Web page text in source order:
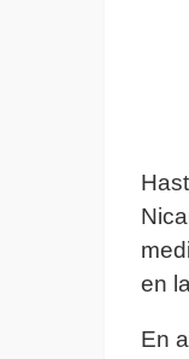
en
En